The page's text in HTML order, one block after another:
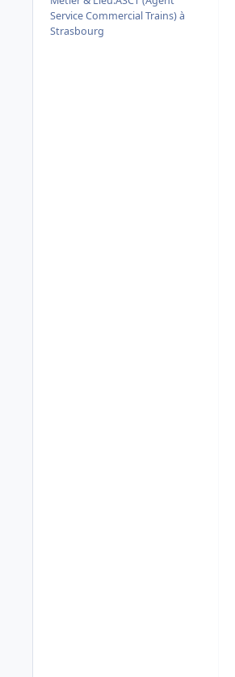
Service Commercial Trains) à
Strasbourg